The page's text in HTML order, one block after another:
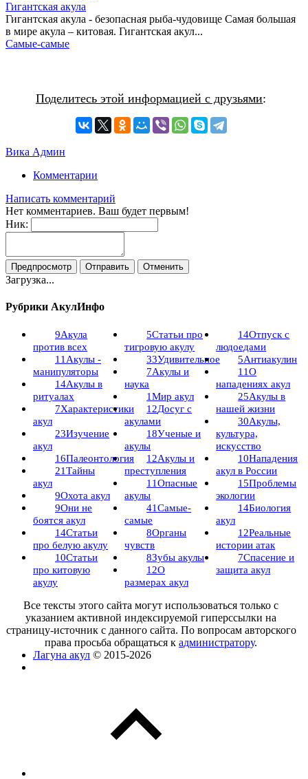
Гигантская акула
Гигантская акула - безопасная рыба-чудовище Самая большая
в мире акула – китовая. Гигантская акул...
Самые-самые
Поделитесь этой информацией с друзьями:
Вика Админ
Комментарии
Написать комментарий
Нет комментариев. Ваш будет первым!
Ник:
Загрузка...
Рубрики АкулИнфо
9Акула
против всех
11 Акулы -
манипуляторы
14Акулы в
ритуалах
7Характеристики
акул
23Изучение
акул
16Палеонтология
21Тайны
акул
9Охота акул
9Они не
боятся акул
14Статьи
про белую акулу
10Статьи
про китовую
акулу
5Статьи про
тигровую акулу
33Удивительное
7Акулы и
наука
1Мир акул
12Досуг с
акулами
18Ученые и
акулы
12Акулы и
преступления
11Опасные
акулы
41Самые-
самые
8Органы
чувств
8Зубы акулы
12О
размерах акул
14Отпуск с
людоедами
5Антиакулин
11О
нападениях акул
25Акулы в
нашей жизни
30Акулы,
культура,
искусство
10Нападения
акул в России
15Проблемы
экологии
14Биология
акул
12Реальные
истории атак
7Спасение и
защита акул
Все тексты этого сайта могут использоваться только с
указанием активной индексируемой гиперссылки на
страницу-источник с данного сайта. По вопросам авторского
права просьба обращаться кадминистратору.
Лагуна акул © 2015-2026